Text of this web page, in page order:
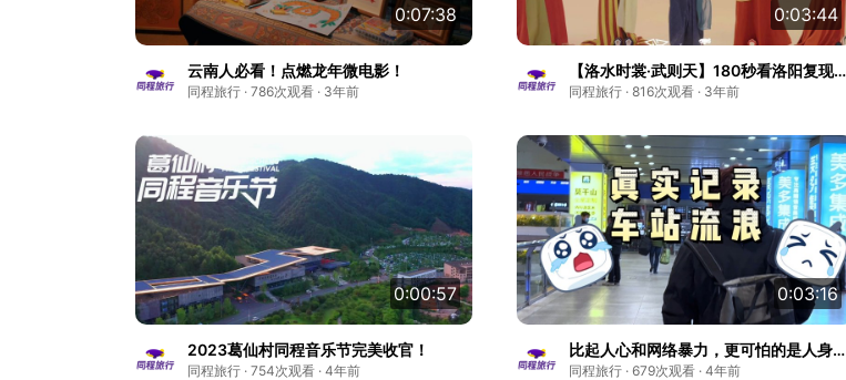
0:07:38
云南人必看！点燃龙年微电影！
同程旅行 · 786次观看 · 3年前
0:03:44
【洛水时裳·武则天】180秒看洛阳复现
1300年前的时尚风潮！
同程旅行 · 816次观看 · 3年前
0:00:57
2023葛仙村同程音乐节完美收官！
同程旅行 · 754次观看 · 4年前
0:03:16
比起人心和网络暴力，更可怕的是人身攻
击。
同程旅行 · 679次观看 · 4年前